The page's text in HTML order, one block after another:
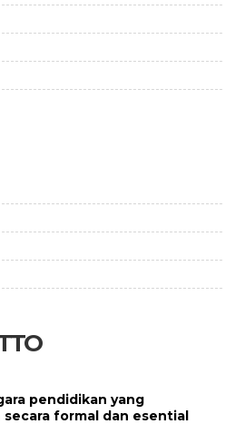
pendidikan yang
formal dan esential